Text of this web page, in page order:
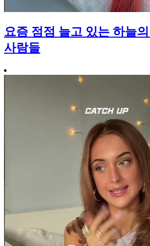
요즘 점점 늘고 있는 하늘
사람들